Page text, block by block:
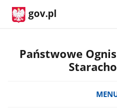
gov.pl
Państwowe